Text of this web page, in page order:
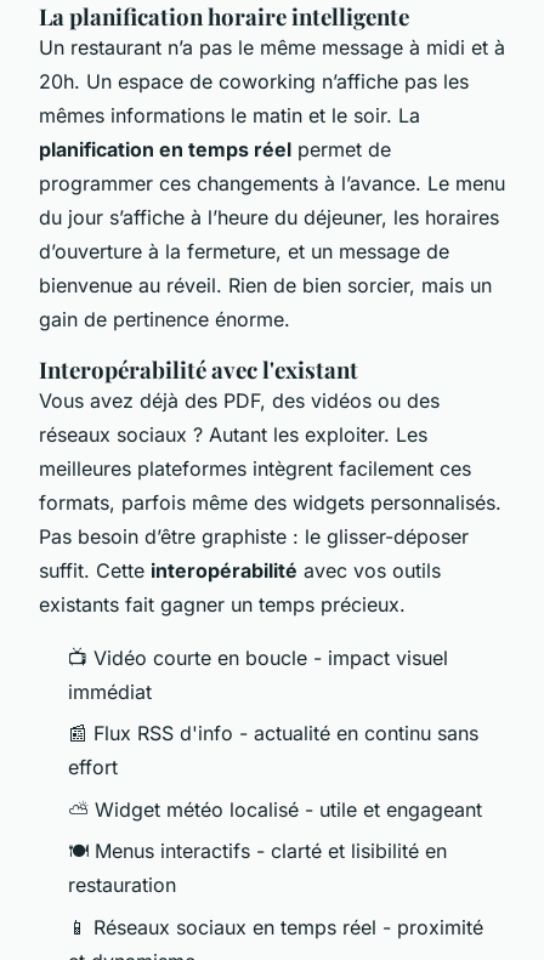
La planification horaire intelligente
Un restaurant n’a pas le même message à midi et à
20h. Un espace de coworking n’affiche pas les
mêmes informations le matin et le soir. La
planification en temps réel permet de
programmer ces changements à l’avance. Le menu
du jour s’affiche à l’heure du déjeuner, les horaires
d’ouverture à la fermeture, et un message de
bienvenue au réveil. Rien de bien sorcier, mais un
gain de pertinence énorme.
Interopérabilité avec l'existant
Vous avez déjà des PDF, des vidéos ou des
réseaux sociaux ? Autant les exploiter. Les
meilleures plateformes intègrent facilement ces
formats, parfois même des widgets personnalisés.
Pas besoin d’être graphiste : le glisser-déposer
suffit. Cette interopérabilité avec vos outils
existants fait gagner un temps précieux.
📺 Vidéo courte en boucle - impact visuel
immédiat
📰 Flux RSS d'info - actualité en continu sans
effort
⛅ Widget météo localisé - utile et engageant
🍽️ Menus interactifs - clarté et lisibilité en
restauration
📱 Réseaux sociaux en temps réel - proximité